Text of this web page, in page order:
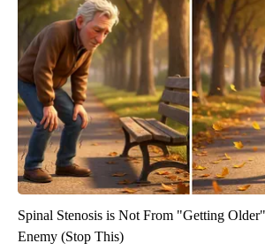
Spinal Stenosis is Not From "Getting
Enemy (Stop This)